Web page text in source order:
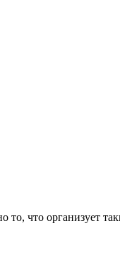
что организует